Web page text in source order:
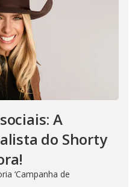
A
do Shorty
‘Campanha de